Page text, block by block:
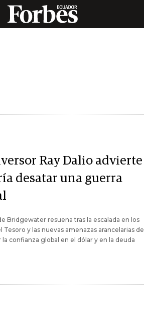
Ray Dalio advierte
desatar una guerra
Bridgewater resuena tras la escalada en los
y las nuevas amenazas arancelarias de
confianza global en el dólar y en la deuda